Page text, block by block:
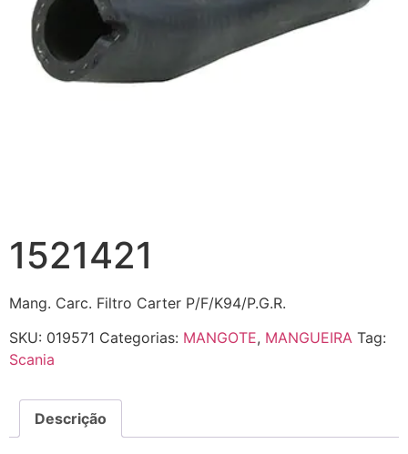
1521421
Mang. Carc. Filtro Carter P/F/K94/P.G.R.
SKU: 019571 Categorias: MANGOTE, MANGUEIRA Tag:
Scania
Descrição